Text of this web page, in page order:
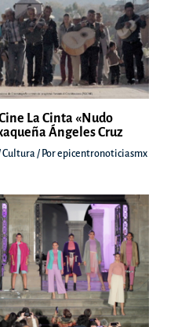
La Cinta «Nudo
Ángeles Cruz
Cultura / Porepicentronoticiasmx